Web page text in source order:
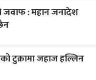
जवाफ : महान जनादेश
टुक्रामा जहाज हल्लिन